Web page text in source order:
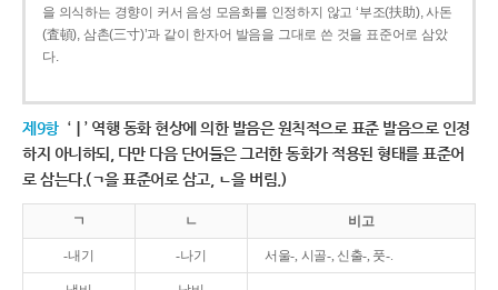
을 의식하는 경향이 커서 음성 모음화를 인정하지 않고 ‘부조(扶助), 사돈
(査頓), 삼촌(三寸)’과 같이 한자어 발음을 그대로 쓴 것을 표준어로 삼았
다.
제9항 ‘ㅣ’ 역행 동화 현상에 의한 발음은 원칙적으로 표준 발음으로 인정
하지 아니하되, 다만 다음 단어들은 그러한 동화가 적용된 형태를 표준어
로 삼는다.(ㄱ을 표준어로 삼고, ㄴ을 버림.)
ㄱ ㄴ 비고
-내기 -나기 서울-, 시골-, 신출-, 풋-.